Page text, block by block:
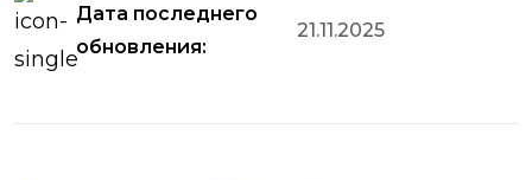
Дата последнего
обновления:
21.11.2025